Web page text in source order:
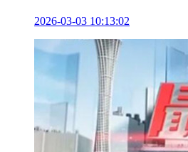
2026-03-03 10:13:02